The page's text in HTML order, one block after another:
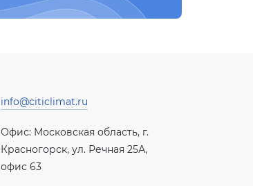
info@citiclimat.ru
Офис: Московская область, г.
Красногорск, ул. Речная 25А,
офис 63